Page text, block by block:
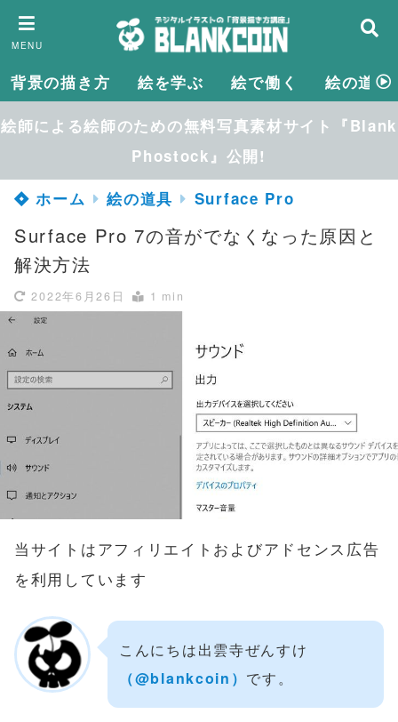
MENU
背景の描き方 絵を学ぶ 絵で働く 絵の道具
絵師による絵師のための無料写真素材サイト『Blank
Phostock』公開!
ホーム
絵の道具 Surface Pro
Surface Pro 7の音がでなくなった原因と
解決方法
2022年6月26日 1 min
当サイトはアフィリエイトおよびアドセンス広告
を利用しています
こんにちは出雲寺ぜんすけ
（‎@blankcoin） です。